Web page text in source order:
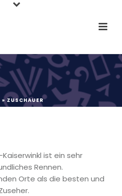
» ZUSCHAUER
ist ein sehr
Rennen.
Orte als die besten und